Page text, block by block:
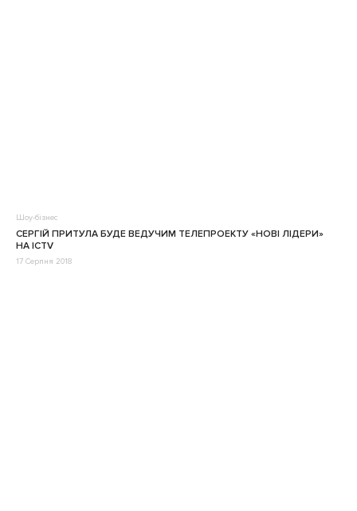
Шоу-бізнес
СЕРГІЙ ПРИТУЛА БУДЕ ВЕДУЧИМ ТЕЛЕПРОЕКТУ «НОВІ ЛІДЕРИ»
НА ICTV
17 Серпня 2018